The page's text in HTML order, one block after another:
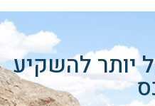
יותר להשקיע